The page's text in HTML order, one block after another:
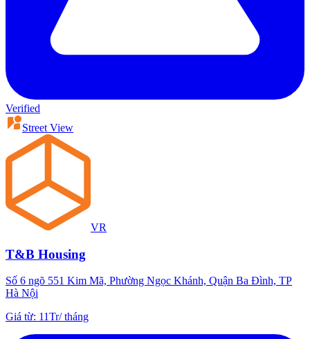
Verified
Street View
VR
T&B Housing
Số 6 ngõ 551 Kim Mã, Phường Ngọc Khánh, Quận Ba Đình, TP
Hà Nội
Giá từ: 11Tr/tháng